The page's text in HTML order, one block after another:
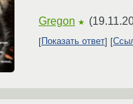
Gregon ★ (
Показать ответ